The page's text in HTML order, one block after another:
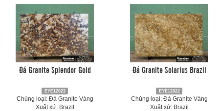
Đá Granite Splendor Gold
EYE12023
Chủng loại: Đá Granite Vàng
Xuất xứ: Brazil
Đá Granite Solarius Brazil
EYE12022
Chủng loại: Đá Granite Vàng
Xuất xứ: Brazil